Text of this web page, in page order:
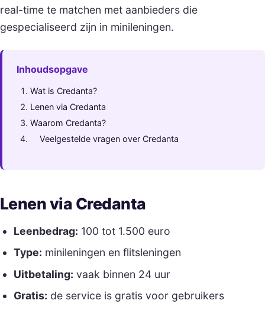
real-time te matchen met aanbieders die
gespecialiseerd zijn in minileningen.
Inhoudsopgave
Wat is Credanta?
Lenen via Credanta
Waarom Credanta?
Veelgestelde vragen over Credanta
Lenen via Credanta
Leenbedrag: 100 tot 1.500 euro
Type: minileningen en flitsleningen
Uitbetaling: vaak binnen 24 uur
Gratis: de service is gratis voor gebruikers